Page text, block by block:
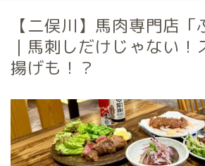
【二俣川】馬肉専門店「
｜馬刺しだけじゃない
揚げも！？